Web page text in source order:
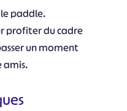
paddle.
profiter du cadre
un moment
amis.